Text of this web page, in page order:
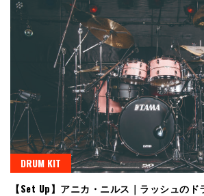
DRUM KIT
【Set Up】アニカ・ニルス｜ラッシュの